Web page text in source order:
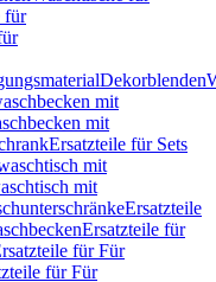
für
Dekorblenden
mit
mit
Ersatzteile für Sets
mit
mit
Ersatzteile
Ersatzteile für
für Für
für Für